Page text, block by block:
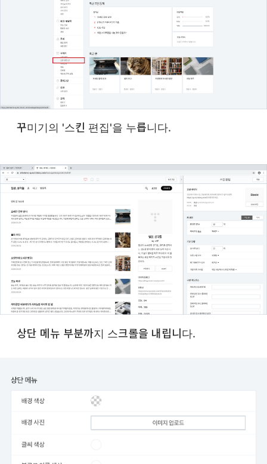
꾸미기의 '스킨 편집'을 누릅니다.
상단 메뉴 부분까지 스크롤을 내립니다.